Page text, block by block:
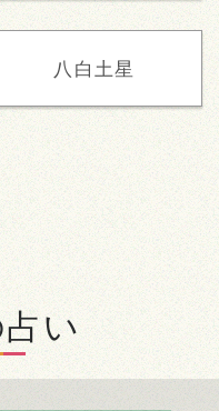
八白土星
い